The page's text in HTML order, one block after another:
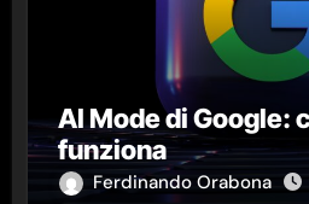
AI Mode di Google:
funziona
Ferdinando Orabona